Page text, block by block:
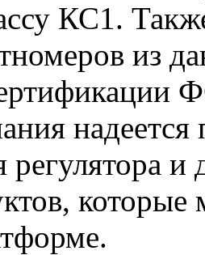
КС1.
из
регулятора и